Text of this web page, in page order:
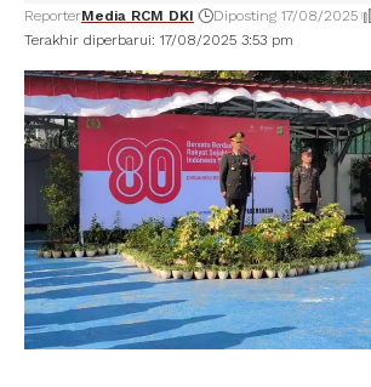
Terakhir diperbarui: 17/08/2025 3:53 pm
ReporterMedia RCM DKI Diposting 17/08/2025